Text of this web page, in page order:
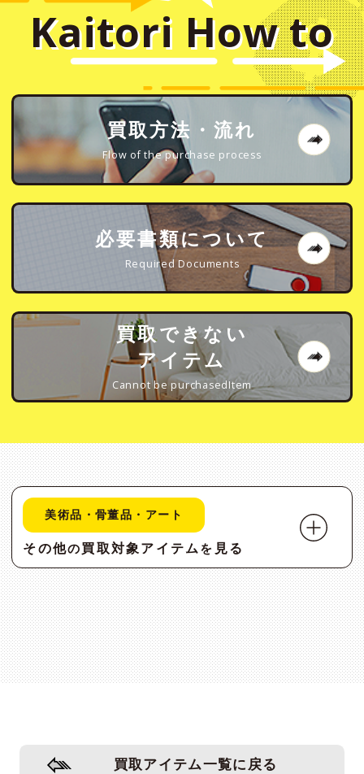
Kaitori How to
買取方法・流れ
Flow of the purchase process
必要書類について
Required Documents
買取できない
アイテム
Cannot be purchasedItem
美術品・骨董品・アート
その他の買取対象アイテム を 見る
買取アイテム一覧に戻る